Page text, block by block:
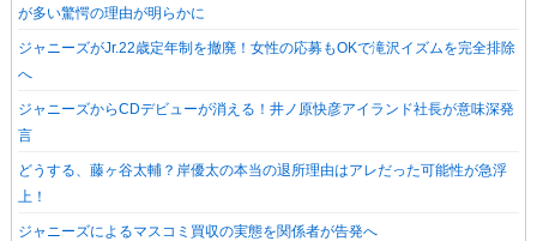
が多い驚愕の理由が明らかに
ジャニーズがJr.22歳定年制を撤廃！女性の応募もOKで滝沢イズムを完全排除
へ
ジャニーズからCDデビューが消える！井ノ原快彦アイランド社長が意味深発
言
どうする、藤ヶ谷太輔？岸優太の本当の退所理由はアレだった可能性が急浮
上！
ジャニーズによるマスコミ買収の実態を関係者が告発へ